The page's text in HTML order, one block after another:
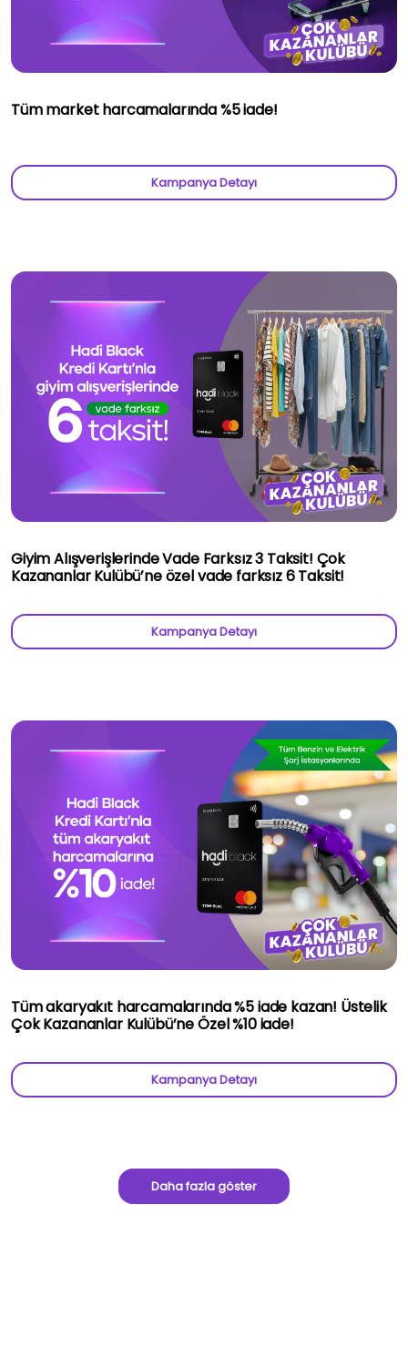
Tüm market harcamalarında %5 iade!
Kampanya Detayı
Giyim Alışverişlerinde Vade Farksız 3 Taksit! Çok
Kazananlar Kulübü’ne özel vade farksız 6 Taksit!
Kampanya Detayı
Tüm akaryakıt harcamalarında %5 iade kazan! Üstelik
Çok Kazananlar Kulübü’ne Özel %10 iade!
Kampanya Detayı
Daha fazla göster